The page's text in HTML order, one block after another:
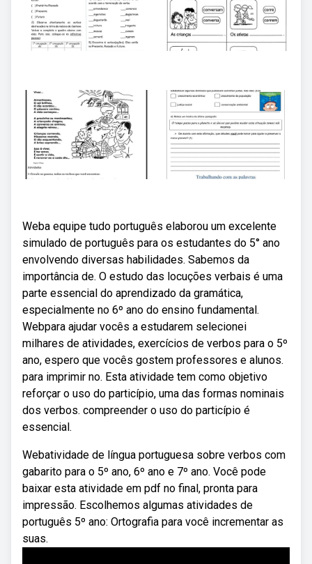
Weba equipe tudo português elaborou um excelente
simulado de português para os estudantes do 5° ano
envolvendo diversas habilidades. Sabemos da
importância de. O estudo das locuções verbais é uma
parte essencial do aprendizado da gramática,
especialmente no 6º ano do ensino fundamental.
Webpara ajudar vocês a estudarem selecionei
milhares de atividades, exercícios de verbos para o 5º
ano, espero que vocês gostem professores e alunos.
para imprimir no. Esta atividade tem como objetivo
reforçar o uso do particípio, uma das formas nominais
dos verbos. compreender o uso do particípio é
essencial.
Webatividade de língua portuguesa sobre verbos com
gabarito para o 5º ano, 6º ano e 7º ano. Você pode
baixar esta atividade em pdf no final, pronta para
impressão. Escolhemos algumas atividades de
português 5º ano: Ortografia para você incrementar as
suas.